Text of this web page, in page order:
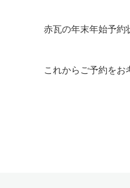
赤瓦の年末年始予約
これからご予約をお